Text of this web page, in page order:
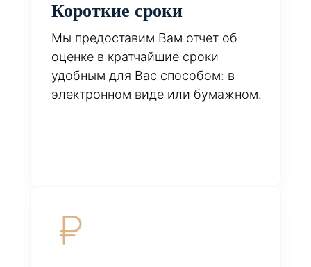
Короткие сроки
Мы предоставим Вам отчет об
оценке в кратчайшие сроки
удобным для Вас способом: в
электронном виде или бумажном.